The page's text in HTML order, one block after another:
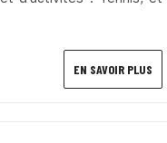
EN SAVOIR PLUS